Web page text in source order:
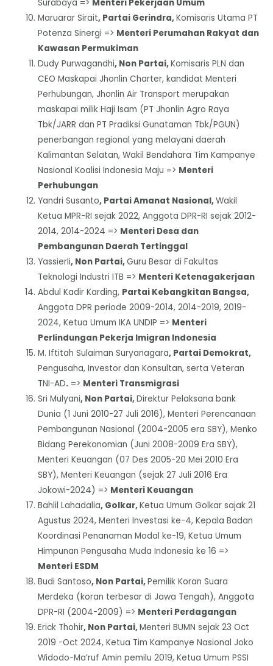
Surabaya => Menteri Pekerjaan Umum
Maruarar Sirait, Partai Gerindra,Komisaris Utama PT
Potenza Sinergi => Menteri Perumahan Rakyat dan
Kawasan Permukiman
Dudy Purwagandhi, Non Partai,Komisaris PLN dan
CEO Maskapai Jhonlin Charter, kandidat Menteri
Perhubungan, Jhonlin Air Transport merupakan
maskapai milik Haji Isam (PT Jhonlin Agro Raya
Tbk/JARR dan PT Pradiksi Gunataman Tbk/PGUN)
penerbangan regional yang melayani daerah
Kalimantan Selatan, Wakil Bendahara Tim Kampanye
Nasional Koalisi Indonesia Maju => Menteri
Perhubungan
Yandri Susanto, Partai Amanat Nasional,Wakil
Ketua MPR-RI sejak 2022, Anggota DPR-RI sejak 2012-
2014, 2014-2024 => Menteri Desa dan
Pembangunan Daerah Tertinggal
Yassierli, Non Partai,Guru Besar di Fakultas
Teknologi Industri ITB => Menteri Ketenagakerjaan
Abdul Kadir Karding, Partai Kebangkitan Bangsa,
Anggota DPR periode 2009-2014, 2014-2019, 2019-
2024, Ketua Umum IKA UNDIP => Menteri
Perlindungan Pekerja Imigran Indonesia
M. Iftitah Sulaiman Suryanagara, Partai Demokrat,
Pengusaha, Investor dan Konsultan, serta Veteran
TNI-AD. => Menteri Transmigrasi
Sri Mulyani, Non Partai,Direktur Pelaksana bank
Dunia (1 Juni 2010-27 Juli 2016), Menteri Perencanaan
Pembangunan Nasional (2004-2005 era SBY), Menko
Bidang Perekonomian (Juni 2008-2009 Era SBY),
Menteri Keuangan (07 Des 2005-20 Mei 2010 Era
SBY), Menteri Keuangan (sejak 27 Juli 2016 Era
Jokowi-2024) => Menteri Keuangan
Bahlil Lahadalia, Golkar,Ketua Umum Golkar sajak 21
Agustus 2024, Menteri Investasi ke-4, Kepala Badan
Koordinasi Penanaman Modal ke-19, Ketua Umum
Himpunan Pengusaha Muda Indonesia ke 16 =>
Menteri ESDM
Budi Santoso, Non Partai,Pemilik Koran Suara
Merdeka (koran terbesar di Jawa Tengah), Anggota
DPR-RI (2004-2009) => Menteri Perdagangan
Erick Thohir, Non Partai,Menteri BUMN sejak 23 Oct
2019 -Oct 2024, Ketua Tim Kampanye Nasional Joko
Widodo-Ma’ruf Amin pemilu 2019, Ketua Umum PSSI